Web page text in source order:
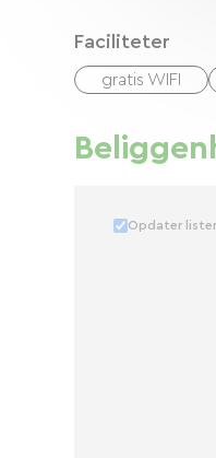
Faciliteter
gratis WIFI
Opdater